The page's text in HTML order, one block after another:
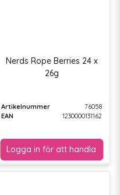
Nerds Rope Berries 24 x
26g
Artikelnummer
76058
EAN
1230000131162